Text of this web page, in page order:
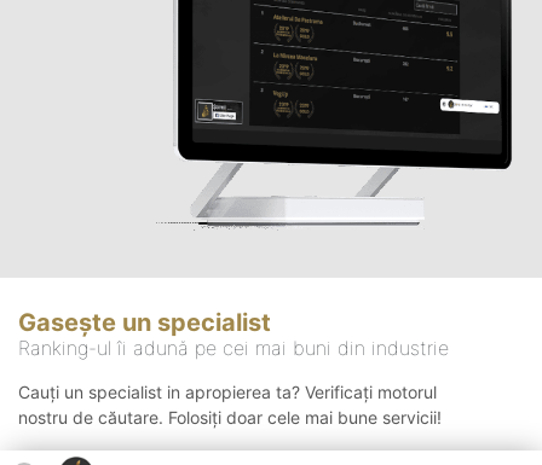
Gasește un specialist
Ranking-ul îi adună pe cei mai buni din industrie
Cauți un specialist in apropierea ta? Verificați motorul
nostru de căutare. Folosiți doar cele mai bune servicii!